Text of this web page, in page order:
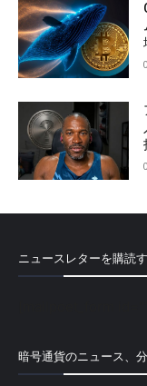
ニュースレターを購読
暗号通貨のニュース、